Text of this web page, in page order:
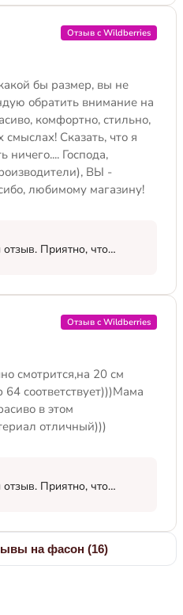
направлении
ответ, все реакции
В том числе
Отзыв с Wildberries
бы размер, вы не
обратить внимание на
комфортно, стильно,
смыслах! Сказать, что я
ничего.... Господа,
ВЫ -
любимому магазину!
Приятно, что
и понравилась.
направлении
ответ, все реакции
В том числе
Отзыв с Wildberries
смотрится,на 20 см
соответствует)))Мама
в этом
отличный)))
Приятно, что
и понравилась.
направлении
внимание или исправить.
ответ, все реакции
на фасон (16)